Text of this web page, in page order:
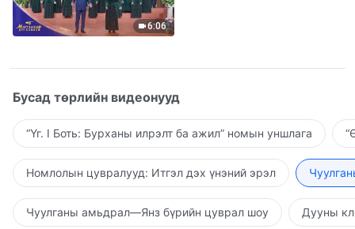
6:06
Бусад төрлийн видеонууд
“Үг. I Боть: Бурханы илрэлт ба ажил” номын уншлага
Номлолын цувралууд: Итгэл дэх үнэний эрэл
Чуулганы амьдрал—Янз бүрийн цуврал шоу Дууны